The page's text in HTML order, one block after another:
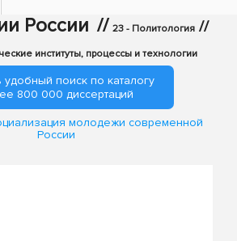
России // 23 - Политология //
институты, процессы и технологии
удобный поиск по каталогу
800 000 диссертаций
молодежи современной
России